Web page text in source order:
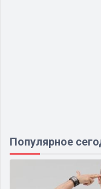
Популярное